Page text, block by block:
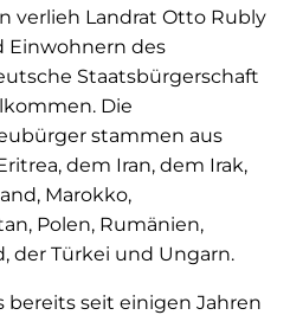
verlieh Landrat Otto Rubly
Einwohnern des
Staatsbürgerschaft
Die
stammen aus
dem Iran, dem Irak,
Marokko,
Polen, Rumänien,
der Türkei und Ungarn.
bereits seit einigen Jahren